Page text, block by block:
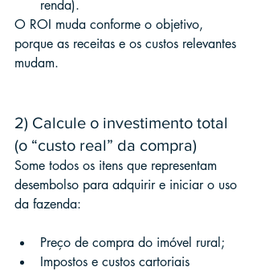
renda).
O ROI muda conforme o objetivo,
porque as receitas e os custos relevantes
mudam.
2) Calcule o investimento total
(o “custo real” da compra)
Some todos os itens que representam
desembolso para adquirir e iniciar o uso
da fazenda:
Preço de compra do imóvel rural;
Impostos e custos cartoriais